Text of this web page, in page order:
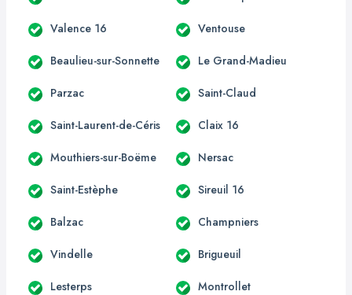
Valence 16 Ventouse
Beaulieu-sur-Sonnette Le Grand-Madieu
Parzac Saint-Claud
Saint-Laurent-de-Céris Claix 16
Mouthiers-sur-Boëme Nersac
Saint-Estèphe Sireuil 16
Balzac Champniers
Vindelle Brigueuil
Lesterps Montrollet